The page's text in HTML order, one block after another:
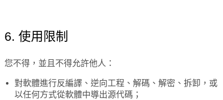
6. 使用限制
您不得，並且不得允許他人：
對軟體進行反編譯、逆向工程、解碼、解密、拆卸，或
以任何方式從軟體中導出源代碼；